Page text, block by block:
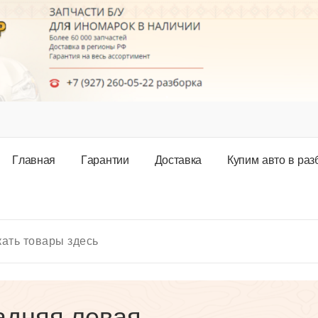
Главная Гарантии Доставка Купим авто в раз